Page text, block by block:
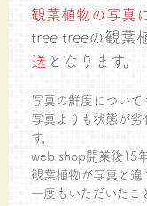
観葉植物の写真
tree treeの観葉
送 となります。
写真の鮮度について
写真よりも状態が
す。
web shop開業後15
観葉植物が写真と
一度もいただいたこ